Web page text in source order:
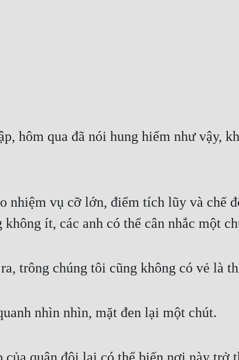
hôm qua đã nói hung hiểm như vậy,
nhiệm vụ cỡ lớn, điểm tích lũy và chế
ít, các anh có thể cân nhắc một
trông chúng tôi cũng không có vẻ là
nhìn nhìn, mặt đen lại một chút.